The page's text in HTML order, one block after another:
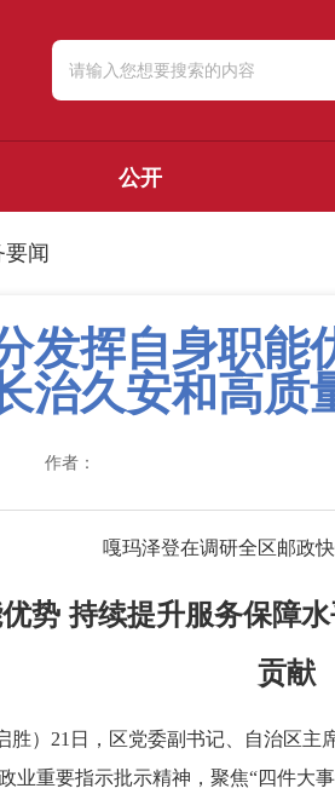
公开
闻
发挥自身职能
治久安和高质
作者：
嘎玛泽登在调研全区邮政
势 持续提升服务保障
贡献
胜）21日，区党委副书记、自治区
业重要指示批示精神，聚焦“四件大